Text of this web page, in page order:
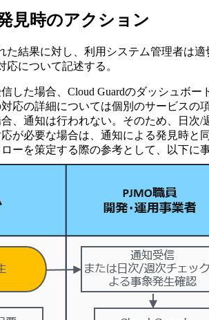
見時のアクション
た結果に対し、利用システム管理者は
について記述する。
した場合、Cloud Guardのダッシュボ
応の詳細については個別のサービスの項
、通知は行われない。そのため、日次
が必要な場合は、通知による発見時と
ーを策定する際の参考として、以下に